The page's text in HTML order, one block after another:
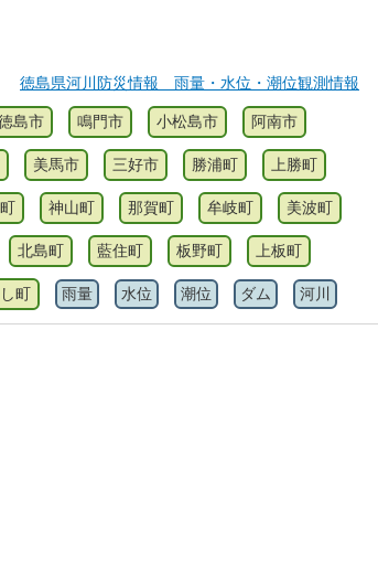
徳島県河川防災情報 雨量・水位・潮位観測情報
島市 鳴門市 小松島市 阿南市
美馬市 三好市 勝浦町 上勝町
神山町 那賀町 牟岐町 美波町
北島町 藍住町 板野町 上板町
町 雨量 水位 潮位 ダム 河川